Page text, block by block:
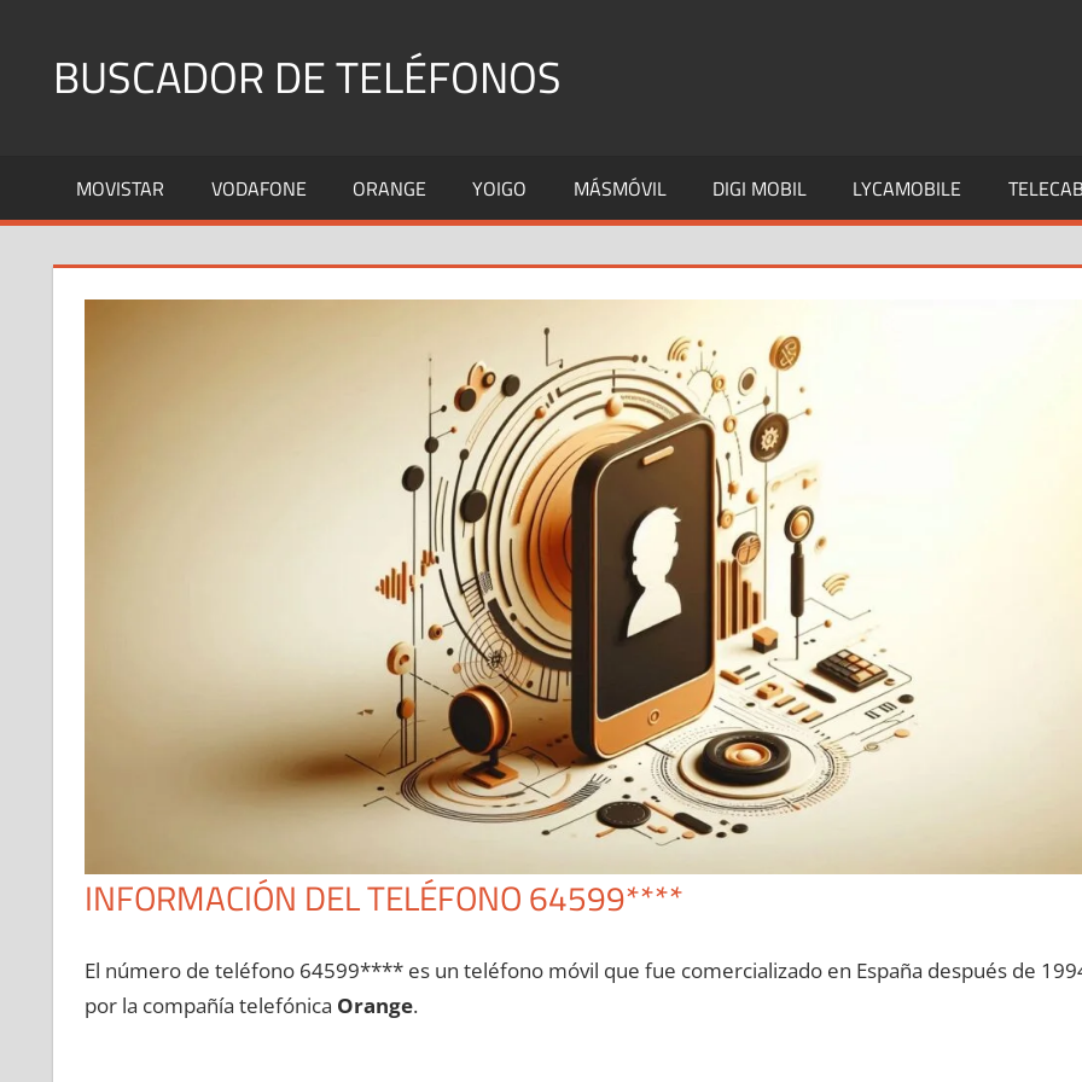
contenidoBUSCADOR DE TELÉFONOS
Fijos
y
MOVISTAR VODAFONE ORANGE YOIGO MÁSMÓVIL DIGI MOBIL LYCAMOBILE
INFORMACIÓN DEL TELÉFONO 64599****
El número dе teléfono 64599**** es un teléfono móvil quе fue comercializado en España después dе
pοr la compañía telefónica Orange.